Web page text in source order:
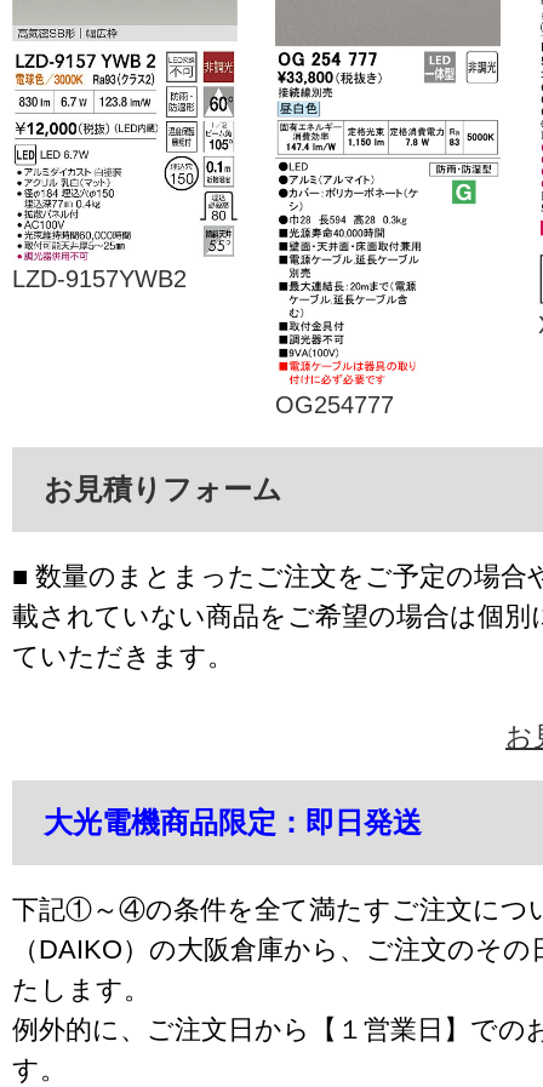
LZD-9157YWB2
OG254777
お見積りフォーム
■ 数量のまとまったご注文をご予定の場合
載されていない商品をご希望の場合は個別
ていただきます。
お
大光電機商品限定：即日発送
下記①～④の条件を全て満たすご注文につ
（DAIKO）の大阪倉庫から、ご注文のそ
たします。
例外的に、ご注文日から【１営業日】での
す。